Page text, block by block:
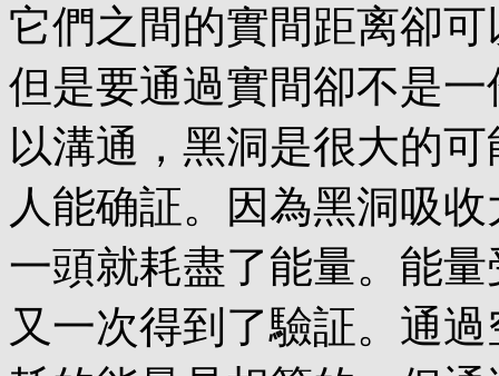
它們之間的實間距离卻
但是要通過實間卻不是
以溝通，黑洞是很大的
人能确証。因為黑洞吸
一頭就耗盡了能量。能
又一次得到了驗証。通